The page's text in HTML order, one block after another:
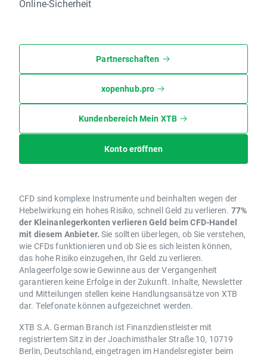
Online-Sicherheit
Partnerschaften
xopenhub.pro
Kundenbereich Mein XTB
Konto eröffnen
CFD sind komplexe Instrumente und beinhalten wegen der
Hebelwirkung ein hohes Risiko, schnell Geld zu verlieren. 77%
der Kleinanlegerkonten verlieren Geld beim CFD-Handel
mit diesem Anbieter. Sie sollten überlegen, ob Sie verstehen,
wie CFDs funktionieren und ob Sie es sich leisten können,
das hohe Risiko einzugehen, Ihr Geld zu verlieren.
Anlageerfolge sowie Gewinne aus der Vergangenheit
garantieren keine Erfolge in der Zukunft. Inhalte, Newsletter
und Mitteilungen stellen keine Handlungsansätze von XTB
dar. Telefonate können aufgezeichnet werden.
XTB S.A. German Branch ist Finanzdienstleister mit
registriertem Sitz in der Joachimsthaler Straße 10, 10719
Berlin, Deutschland, eingetragen im Handelsregister beim